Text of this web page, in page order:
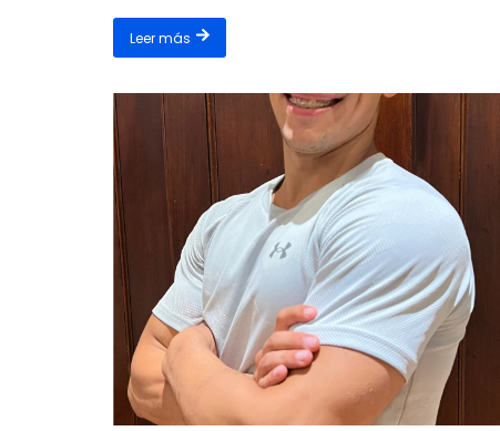
Leer más